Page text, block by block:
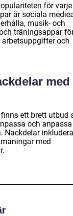
för
är sociala
musik- och
träningsappar
och
med
ett brett utbud
och
Nackdelar
med